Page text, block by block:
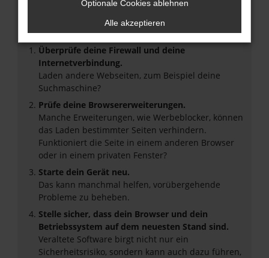
Hier sind ein paar Tipps, die dir helfen können:
Überprüfe deine Firewall und deine
Internetverbindung.
Laden andere Webseiten, zum Beispiel deine
Suchmaschine?
Prüfe deine Browsererweiterungen.
Manche Erweiterungen, wie Werbeblocker, können
das Laden bestimmter Seiten verhindern.
Funktioniert die Seite in einem anderen Browser
oder in einem privaten Fenster?
Starte dein Gerät neu.
Das kann manchmal helfen, vorübergehende
Probleme zu beheben.
Stelle sicher, dass dein Browser und dein
Betriebssystem auf dem neuesten Stand sind.
Veraltete Software birgt nicht nur ein
Sicherheitsrisiko, sondern kann auch dazu führen,
Optionale Cookies ablehnen
Alle akzeptieren